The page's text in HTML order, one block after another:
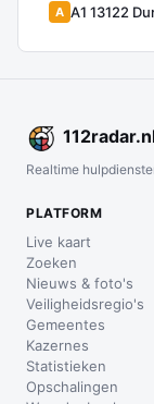
A A1 13122
112radar
Realtime
PLATFORM
Live kaart
Zoeken
Nieuws & foto's
Veiligheidsregio's
Gemeentes
Kazernes
Statistieken
Opschalingen